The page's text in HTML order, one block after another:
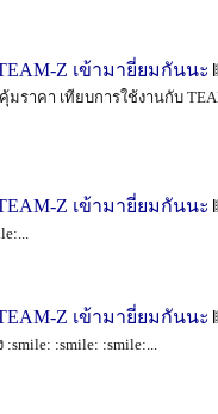
Z เข้ามายี่ยมกันนะ
มราคา เทียบการใช้งานกับ
Z เข้ามายี่ยมกันนะ
Z เข้ามายี่ยมกันนะ
:smile: :smile:...